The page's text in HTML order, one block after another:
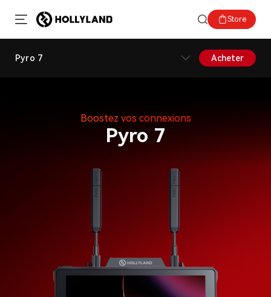
Store
Pyro 7 Acheter
Boostez vos connexions
Pyro 7